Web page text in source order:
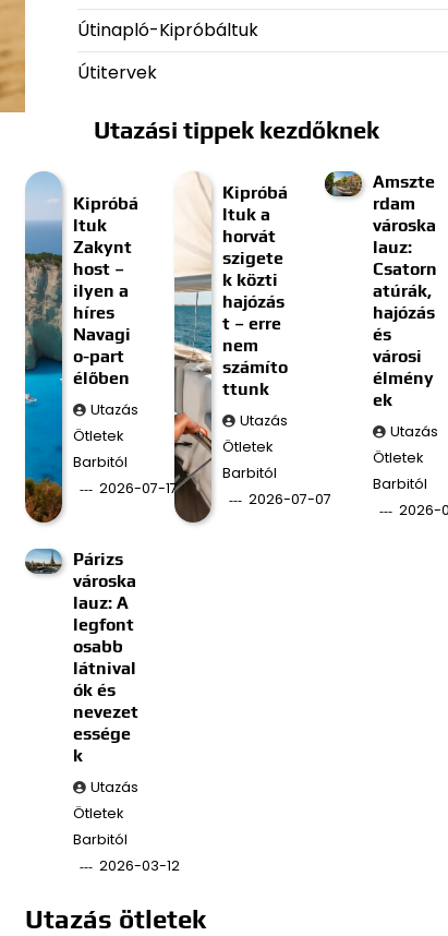
Útinapló-Kipróbáltuk
Útitervek
Utazási tippek kezdőknek
Kipróbá
ltuk
Zakynt
host –
ilyen a
híres
Navagi
o-part
élőben
Utazás
Ötletek
Barbitól
2026-07-17
Kipróbá
ltuk a
horvát
szigete
k közti
hajózás
t – erre
nem
számíto
ttunk
Utazás
Ötletek
Barbitól
2026-07-07
Amszte
rdam
városka
lauz:
Csatorn
atúrák,
hajózás
és
városi
élmény
ek
Utazás
Ötletek
Barbitól
2026-
Párizs
városka
lauz: A
legfont
osabb
látnival
ók és
nevezet
essége
k
Utazás
Ötletek
Barbitól
2026-03-12
Utazás ötletek